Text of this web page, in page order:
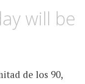
will be
de los 90,